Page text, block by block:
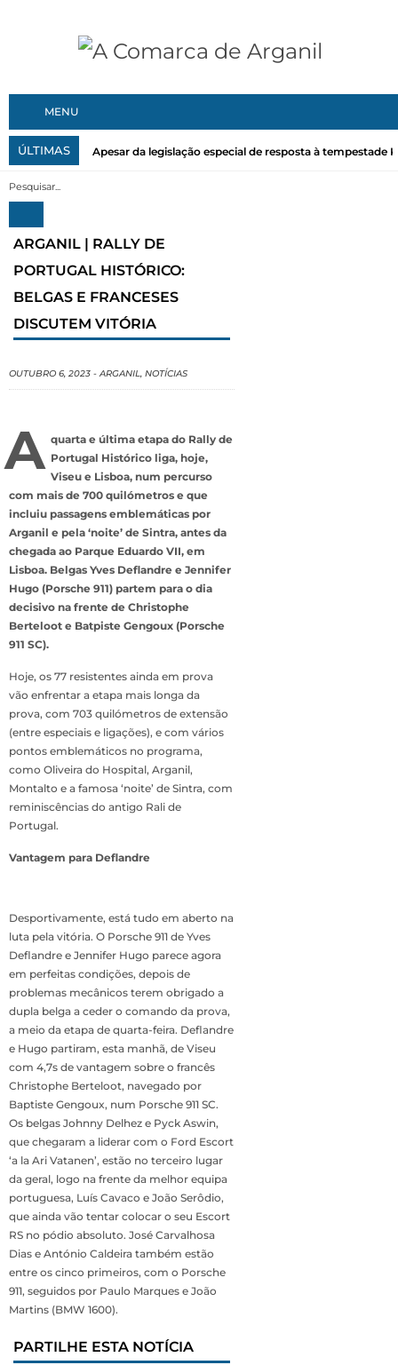
MENU
ÚLTIMAS Apesar da legislação especial de resposta à tempestade
ARGANIL | RALLY DE
PORTUGAL HISTÓRICO:
BELGAS E FRANCESES
DISCUTEM VITÓRIA
OUTUBRO 6, 2023 -ARGANIL, NOTÍCIAS
A quarta e última etapa do Rally de
Portugal Histórico liga, hoje,
Viseu e Lisboa, num percurso
com mais de 700 quilómetros e que
incluiu passagens emblemáticas por
Arganil e pela ‘noite’ de Sintra, antes da
chegada ao Parque Eduardo VII, em
Lisboa. Belgas Yves Deflandre e Jennifer
Hugo (Porsche 911) partem para o dia
decisivo na frente de Christophe
Berteloot e Batpiste Gengoux (Porsche
911 SC).
Hoje, os 77 resistentes ainda em prova
vão enfrentar a etapa mais longa da
prova, com 703 quilómetros de extensão
(entre especiais e ligações), e com vários
pontos emblemáticos no programa,
como Oliveira do Hospital, Arganil,
Montalto e a famosa ‘noite’ de Sintra, com
reminiscências do antigo Rali de
Portugal.
Vantagem para Deflandre
Desportivamente, está tudo em aberto na
luta pela vitória. O Porsche 911 de Yves
Deflandre e Jennifer Hugo parece agora
em perfeitas condições, depois de
problemas mecânicos terem obrigado a
dupla belga a ceder o comando da prova,
a meio da etapa de quarta-feira. Deflandre
e Hugo partiram, esta manhã, de Viseu
com 4,7s de vantagem sobre o francês
Christophe Berteloot, navegado por
Baptiste Gengoux, num Porsche 911 SC.
Os belgas Johnny Delhez e Pyck Aswin,
que chegaram a liderar com o Ford Escort
‘a la Ari Vatanen’, estão no terceiro lugar
da geral, logo na frente da melhor equipa
portuguesa, Luís Cavaco e João Serôdio,
que ainda vão tentar colocar o seu Escort
RS no pódio absoluto. José Carvalhosa
Dias e António Caldeira também estão
entre os cinco primeiros, com o Porsche
911, seguidos por Paulo Marques e João
Martins (BMW 1600).
PARTILHE ESTA NOTÍCIA